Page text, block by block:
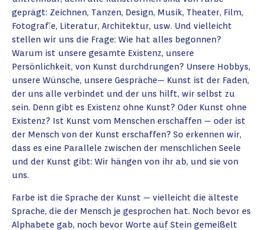
geprägt: Zeichnen, Tanzen, Design, Musik, Theater, Film,
Fotografie, Literatur, Architektur, usw. Und vielleicht
stellen wir uns die Frage: Wie hat alles begonnen?
Warum ist unsere gesamte Existenz, unsere
Persönlichkeit, von Kunst durchdrungen? Unsere Hobbys,
unsere Wünsche, unsere Gespräche— Kunst ist der Faden,
der uns alle verbindet und der uns hilft, wir selbst zu
sein. Denn gibt es Existenz ohne Kunst? Oder Kunst ohne
Existenz? Ist Kunst vom Menschen erschaffen — oder ist
der Mensch von der Kunst erschaffen? So erkennen wir,
dass es eine Parallele zwischen der menschlichen Seele
und der Kunst gibt: Wir hängen von ihr ab, und sie von
uns.
Farbe ist die Sprache der Kunst — vielleicht die älteste
Sprache, die der Mensch je gesprochen hat. Noch bevor es
Alphabete gab, noch bevor Worte auf Stein gemeißelt